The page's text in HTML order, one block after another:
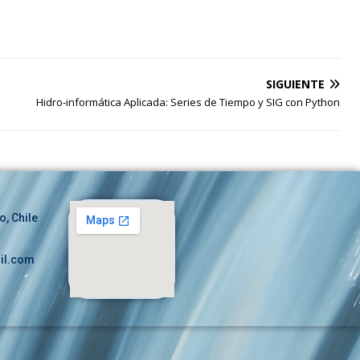
SIGUIENTE
Hidro-informática Aplicada: Series de Tiempo y SIG con Python
Chile